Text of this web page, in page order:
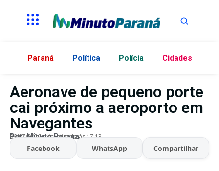
Paraná Política Polícia Cidades
Aeronave de pequeno porte
cai próximo a aeroporto em
Navegantes
Por:Minuto Parana
06/07/2026 Atualizado às 17:13
Facebook WhatsApp Compartilhar